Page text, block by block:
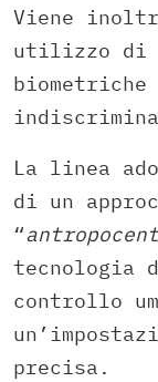
Viene
utilizzo di
La linea
di un
“
tecnologia
controllo
precisa.